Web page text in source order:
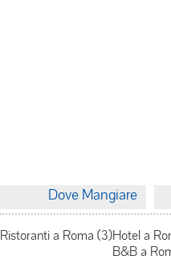
Dove Mangiare
Ristoranti a Roma (3)Hotel a
B&B a